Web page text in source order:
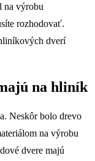
na výrobu
rozhodovať.
dverí
na hliník
Neskôr bolo drevo
na výrobu
dvere majú